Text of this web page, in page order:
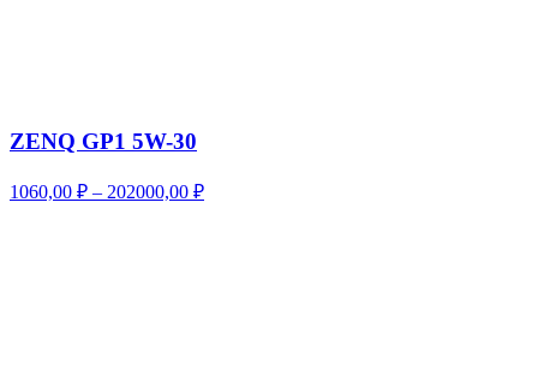
ZENQ GP1 5W-30
1060,00 ₽ – 202000,00 ₽Диапазон